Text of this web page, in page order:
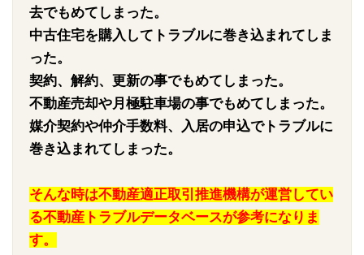
去でもめてしまった。
中古住宅を購入してトラブルに巻き込まれてしま
った。
契約、解約、更新の事でもめてしまった。
不動産売却や月極駐車場の事でもめてしまった。
媒介契約や仲介手数料、入居の申込でトラブルに
巻き込まれてしまった。
そんな時は不動産適正取引推進機構が運営してい
る不動産トラブルデータベースが参考になりま
す。